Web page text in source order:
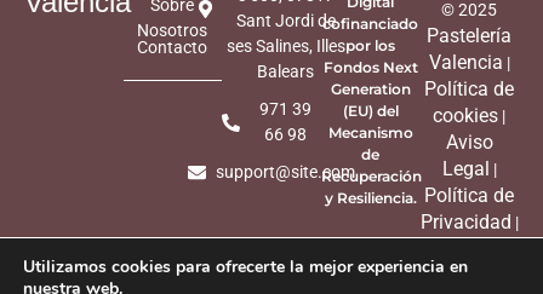
Sobre
Nosotros
Contacto
Sant Jordi de
ses Salines, Illes
Balears
971 39
66 98
support@site.com
cofinanciado
por los
Fondos Next
Generation
(EU) del
Mecanismo
de
Recuperación
y Resiliencia.
© 2025
Pastelería
Valencia |
Política de
cookies |
Aviso
Legal |
Política de
Privacidad |
Web Gecko
Utilizamos cookies para ofrecerte la mejor experiencia en
nuestra web.